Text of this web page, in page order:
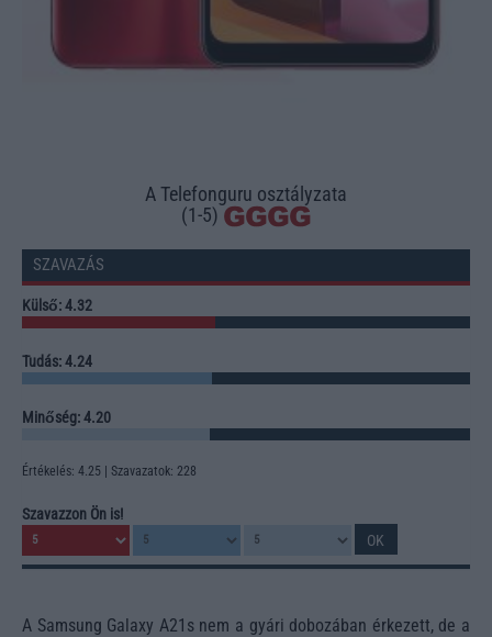
A Telefonguru osztályzata
(1-5)
SZAVAZÁS
Külső: 4.32
Tudás: 4.24
Minőség: 4.20
Értékelés: 4.25 | Szavazatok: 228
Szavazzon Ön is!
A Samsung Galaxy A21s nem a gyári dobozában érkezett, de a